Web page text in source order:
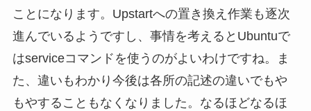
ことになります。Upstartへの置き換え作業も逐次
進んでいるようですし、事情を考えるとUbuntuで
はserviceコマンドを使うのがよいわけですね。ま
た、違いもわかり今後は各所の記述の違いでもや
もやすることもなくなりました。なるほどなるほ